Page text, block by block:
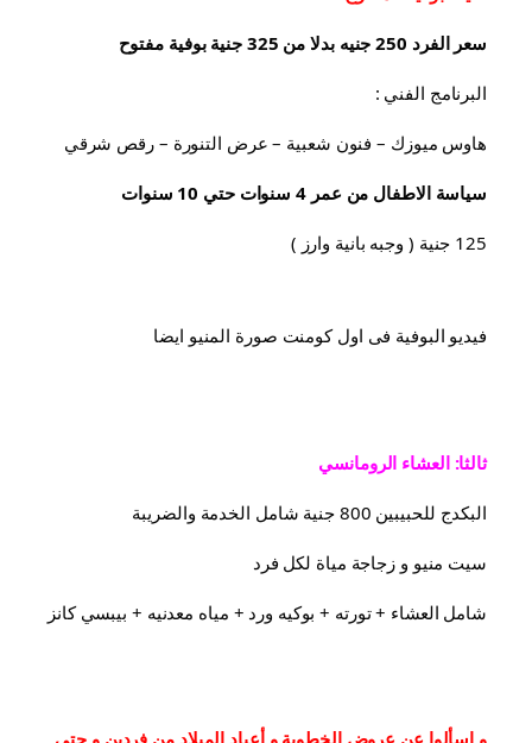
سعر الفرد 250 جنيه بدلا من 325 جنية بوفية مفتوح
البرنامج الفني :
هاوس ميوزك – فنون شعبية – عرض التنورة – رقص شرقي
سياسة الاطفال من عمر 4 سنوات حتي 10 سنوات
125 جنية ( وجبه بانية وارز )
فيديو البوفية فى اول كومنت صورة المنيو ايضا
ثالثا: العشاء الرومانسي
البكدج للحبيبين 800 جنية شامل الخدمة والضريبة
سيت منيو و زجاجة مياة لكل فرد
شامل العشاء⁦⁩ + تورته + بوكيه ورد + مياه معدنيه + بيبسي كانز